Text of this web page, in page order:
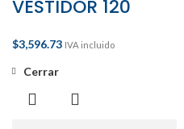
VESTIDOR 120
$3,596.73 IVA incluido
Cerrar